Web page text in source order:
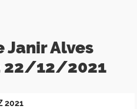
Janir Alves
22/12/2021
2021